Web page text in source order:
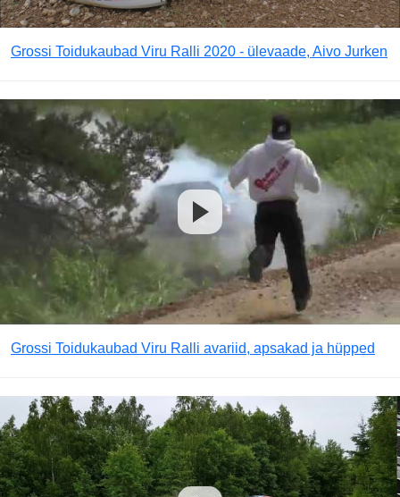
Grossi Toidukaubad Viru Ralli 2020 - ülevaade, Aivo Jurken
Grossi Toidukaubad Viru Ralli avariid, apsakad ja hüpped